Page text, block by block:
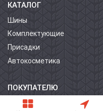
КАТАЛОГ
Шины
Комплектующие
Присадки
Автокосметика
ПОКУПАТЕЛЮ
О компании